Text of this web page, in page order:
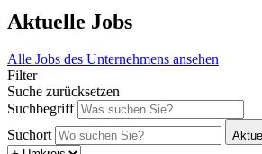
Aktuelle Jobs
Alle Jobs des Unternehmens ansehen
Filter
Suche zurücksetzen
Suchbegriff
Suchort